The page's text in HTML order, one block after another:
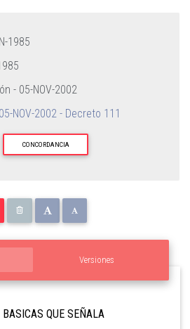
1985
- 05-NOV-2002
05-NOV-2002 - Decreto 111
CONCORDANCIA
Versiones
QUE SEÑALA